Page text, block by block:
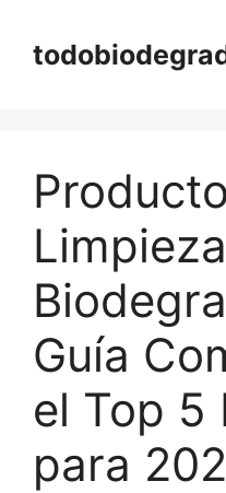
contenido
Limpieza
Guía
el Top 5
para